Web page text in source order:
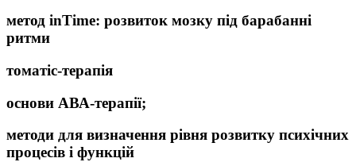
метод inTime: розвиток мозку під барабанні
ритми
томатіс-терапія
основи АВА-терапії;
методи для визначення рівня розвитку психічних
процесів і функцій